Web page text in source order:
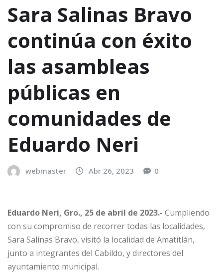
Sara Salinas Bravo
continúa con éxito
las asambleas
públicas en
comunidades de
Eduardo Neri
webmaster Abr 26, 2023 0
Eduardo Neri, Gro., 25 de abril de 2023.- Cumpliendo
con su compromiso de recorrer todas las localidades,
Sara Salinas Bravo, visitó la localidad de Amatitlán,
junto a integrantes del Cabildo, y directores del
ayuntamiento municipal.